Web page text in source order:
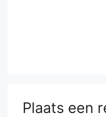
Plaats een